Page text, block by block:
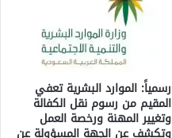
رسمياً: الموارد البشرية تعفي
المقيم من رسوم نقل الكفالة
وتغيير المهنة ورخصة العمل